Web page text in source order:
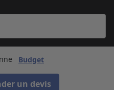
Budget
un devis